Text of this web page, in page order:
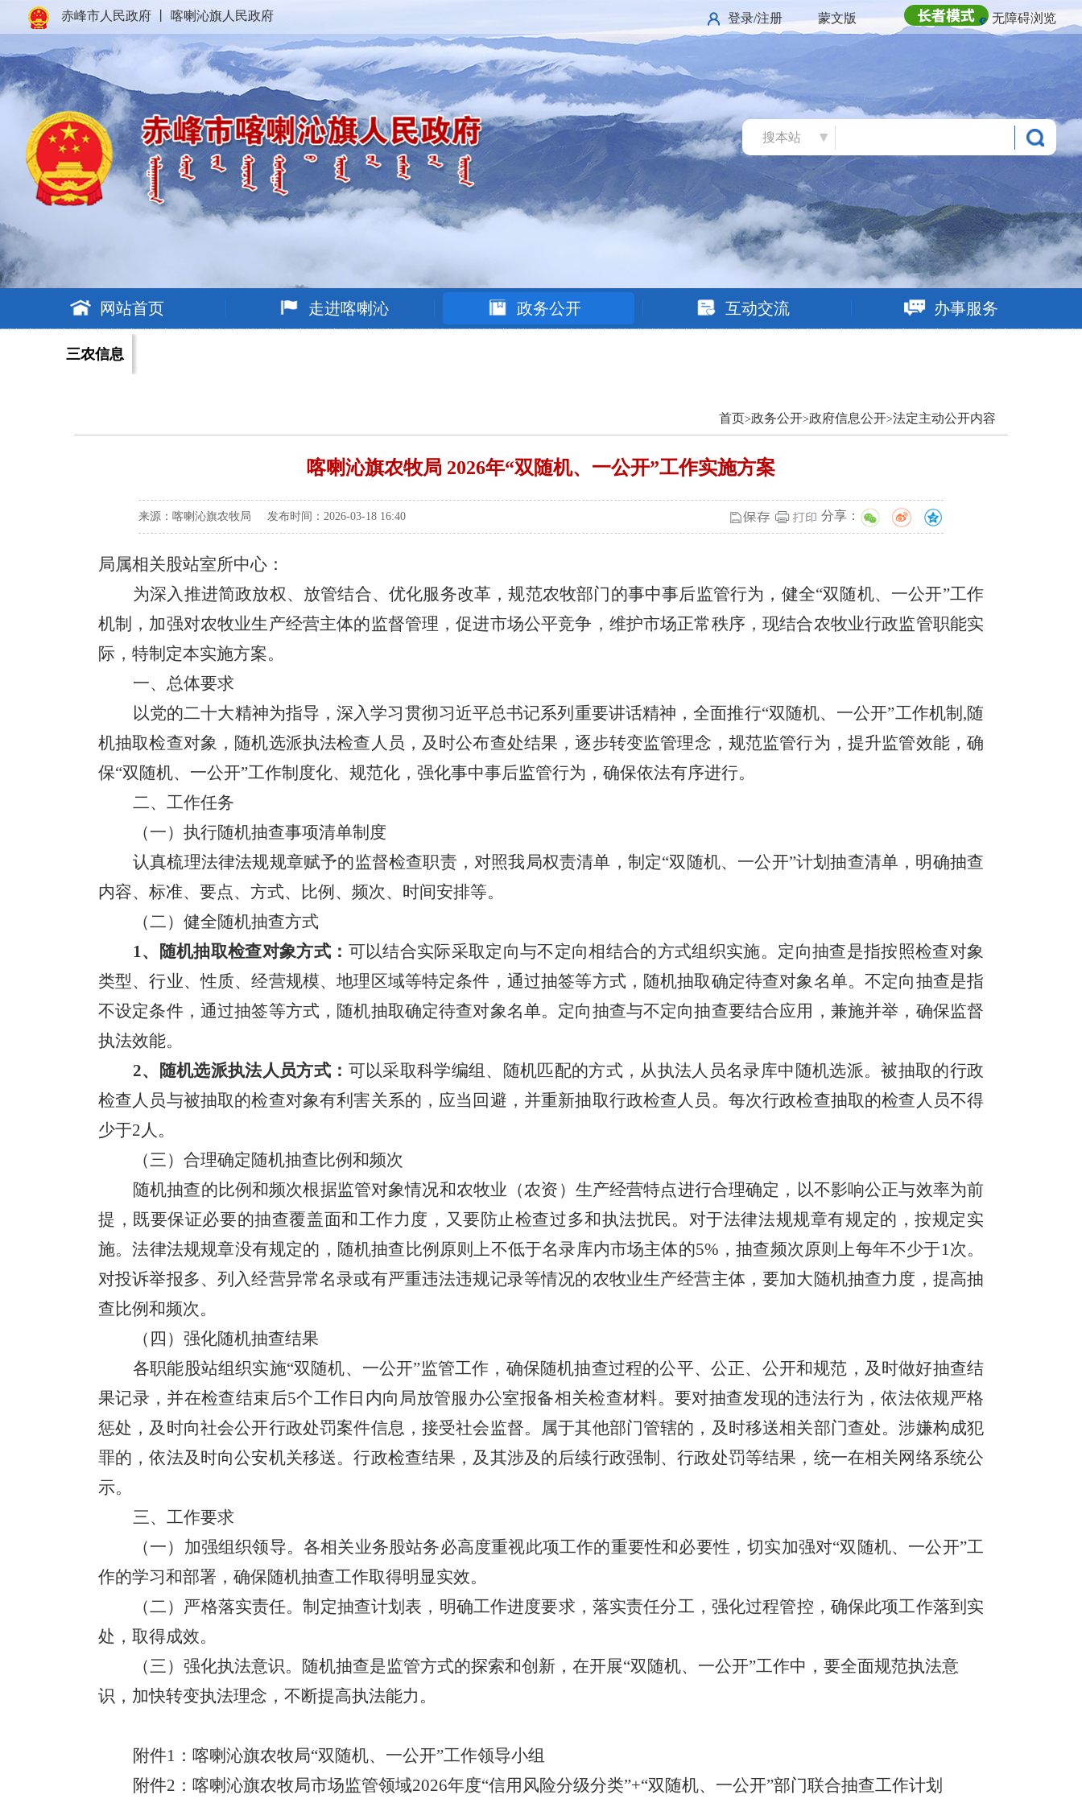
赤峰市人民政府 喀喇沁旗人民政府 登录/注册 蒙文版 无障碍浏览
搜本站
网站首页 走进喀喇沁 政务公开 互动交流 办事服务
三农信息
首页>政务公开>政府信息公开>法定主动公开内容
喀喇沁旗农牧局 2026年“双随机、一公开”工作实施方案
来源：喀喇沁旗农牧局 发布时间：2026-03-18 16:40 分享：
局属相关股站室所中心：
为深入推进简政放权、放管结合、优化服务改革，规范农牧部门的事中事后监管行为，健全“双随机、一公开”工作
机制，加强对农牧业生产经营主体的监督管理，促进市场公平竞争，维护市场正常秩序，现结合农牧业行政监管职能实
际， 特制定本实施方案。
一、总体要求
以党的二十大精神为指导，深入学习贯彻习近平总书记系列重要讲话精神 ，全面推行“双随机、一公开”工作机制 ,随
机抽取检查对象，随机选派执法检查人员，及时公布查处结果，逐步转变监管理念 ， 规范监管行为 ， 提升监管效能，确
保“双随机、一公开”工作制度化、规范化，强化事中事后监管行为，确保依法有序进行。
二、工作任务
（一）执行随机抽查事项清单制度
认真梳理法律法规规章赋予的监督检查职责，对照我局权责清单， 制定“双随机、一公开”计划抽查清单 ，明确抽查
内容、标准、 要点、方式、比例、频次、时间安排等。
（二）健全随机抽查方式
1 、随机抽取检查对象方式： 可以结合实际采取定向与不定向相结合的方式组织实施。定向抽查是指按照检查对象
类型、行业、性质、经营规模、地理区域等特定条件，通过抽签等方式，随机抽取确定待查对象名单。不定向抽查是指
不设定条件，通过抽签等方式，随机抽取确定待查对象名单。定向抽查与不定向抽查要结合应用，兼施并举，确保监督
执法效能。
2、随机选派执法人员方式： 可以采取科学编组、随机匹配的方式，从执法人员名录库中随机选派。被抽取的行政
检查人员与被抽取的检查对象有利害关系的，应当回避，并重新抽取行政检查人员。每次行政检查抽取的检查人员不得
少于2 人。
（三）合理确定随机抽查比例和频次
随机抽查的比例和频次根据监管对象情况和农牧业（农资）生产经营特点进行合理确定，以不影响公正与效率为前
提，既要保证必要的抽查覆盖面和工作力度，又要防止检查过多和执法扰民。对于法律法规规章有规定的，按规定实
施。法律法规规章没有规定的，随机抽查比例原则上不低于名录库内市场主体的5% ，抽查频次原则上每年不少于1 次。
对投诉举报多、列入经营异常名录或有严重违法违规记录等情况的农牧业生产经营主体，要加大随机抽查力度，提高抽
查比例和频次。
（ 四 ）强化随机抽查结果
各职能股站组织实施“双随机、一公开”监管工作，确保随机抽查过程的公平、公正、公开和规范 ， 及时做好抽查结
果记录，并在检查结束后5个工作日内向局放管服办公室报备相关检查材料。要对抽查发现的违法行为，依法依规严格
惩处，及时向社会公开行政处罚案件信息，接受社会监督。属于其他部门管辖的，及时移送相关部门查处。涉嫌构成犯
罪的，依法及时向公安机关移送。行政检查结果，及其涉及的后续行政强制、行政处罚等结果，统一在相关网络系统公
示。
三、工作要求
（一）加强组织领导。各相关业务股站务必高度重视此项工作的重要性和必要性，切实加强对“双随机、一公开”工
作的学习和部署 ，确保随机抽查工作取得明显实效。
（二）严格落实责任。制定抽查计划表，明确工作进度要求，落实责任分工，强化过程管控，确保此项工作落到实
处， 取得成效。
（三）强化执法意识。 随机抽查是监管方式的探索和创新，在开展“双随机、一公开”工作中 ， 要全面规范执法意
识，加快转变执法理念，不断提高执法能力。
附件1 ： 喀喇沁旗农牧局“双随机、一公开”工作领导小组
附件2 ：喀喇沁旗农牧局市场监管领域2026年度“信用风险分级分类”+“双随机、一公开”部门联合抽查工作计划